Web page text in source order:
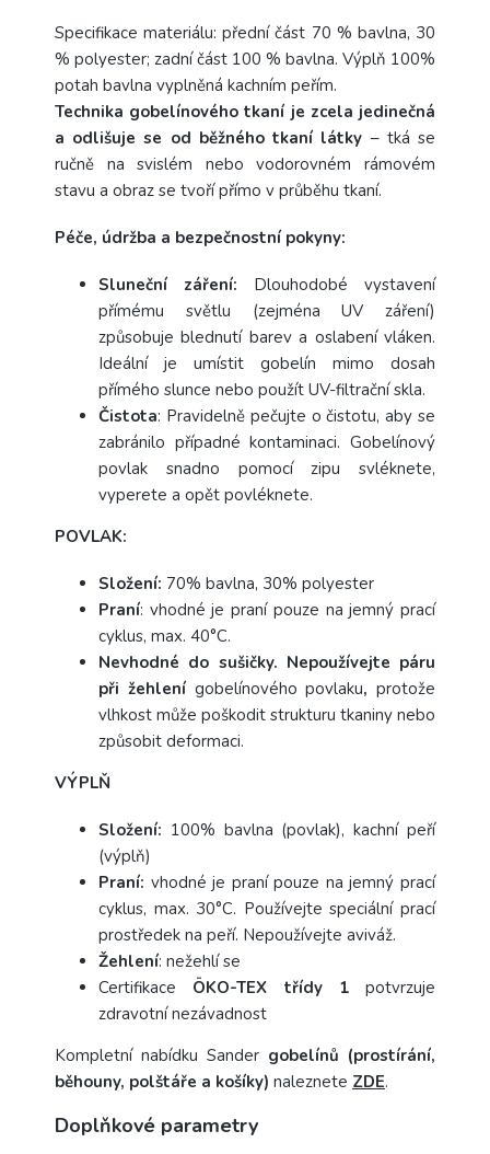
Specifikace materiálu:přední část 70 % bavlna, 30
% polyester; zadní část 100 % bavlna. Výplň 100%
potah bavlna vyplněná kachním peřím.
Technika gobelínového tkaní je zcela jedinečná
a odlišuje se od běžného tkaní látky – tká se
ručně na svislém nebo vodorovném rámovém
stavu a obraz se tvoří přímo v průběhu tkaní.
Péče, údržba a bezpečnostní pokyny:
Sluneční záření: Dlouhodobé vystavení
přímému světlu (zejména UV záření)
způsobuje blednutí barev a oslabení vláken.
Ideální je umístit gobelín mimo dosah
přímého slunce nebo použít UV-filtrační skla.
Čistota: Pravidelně pečujte o čistotu, aby se
zabránilo případné kontaminaci. Gobelínový
povlak snadno pomocí zipu svléknete,
vyperete a opět povléknete.
POVLAK:
Složení: 70% bavlna, 30% polyester
Praní: vhodné je praní pouze na jemný prací
cyklus, max. 40°C.
Nevhodné do sušičky. Nepoužívejte páru
při žehlenígobelínového povlaku, protože
vlhkost může poškodit strukturu tkaniny nebo
způsobit deformaci.
VÝPLŇ
Složení: 100% bavlna (povlak), kachní peří
(výplň)
Praní: vhodné je praní pouze na jemný prací
cyklus, max. 30°C. Používejte speciální prací
prostředek na peří. Nepoužívejte aviváž.
Žehlení: nežehlí se
Certifikace ÖKO-TEX třídy 1potvrzuje
zdravotní nezávadnost
Kompletní nabídku Sander gobelínů (prostírání,
běhouny, polštáře a košíky) naleznete ZDE.
Doplňkové parametry